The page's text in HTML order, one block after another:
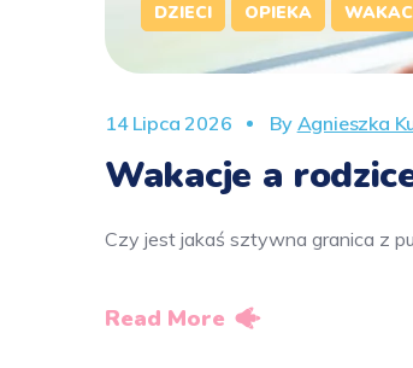
DZIECI OPIEKA
14 Lipca 2026 By Agnieszka
Wakacje a
Czy jest jakaś sztywna granica z
Read More